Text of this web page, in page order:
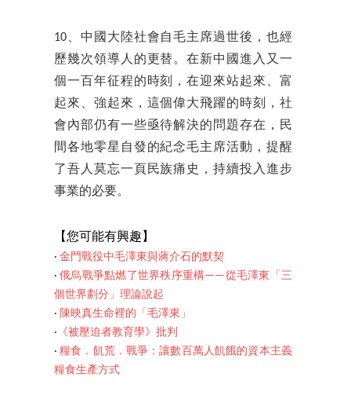
10、中國大陸社會自毛主席過世後，也經
歷幾次領導人的更替。在新中國進入又一
個一百年征程的時刻，在迎來站起來、富
起來、強起來，這個偉大飛躍的時刻，社
會內部仍有一些亟待解決的問題存在，民
間各地零星自發的紀念毛主席活動，提醒
了吾人莫忘一頁民族痛史，持續投入進步
事業的必要。
【您可能有興趣】
‧ 金門戰役中毛澤東與蔣介石的默契
‧俄烏戰爭點燃了世界秩序重構——從毛澤東「三
個世界劃分」理論說起
‧ 陳映真生命裡的「毛澤東」
‧ 《被壓迫者教育學》批判
‧糧食．飢荒．戰爭：讓數百萬人飢餓的資本主義
糧食生產方式